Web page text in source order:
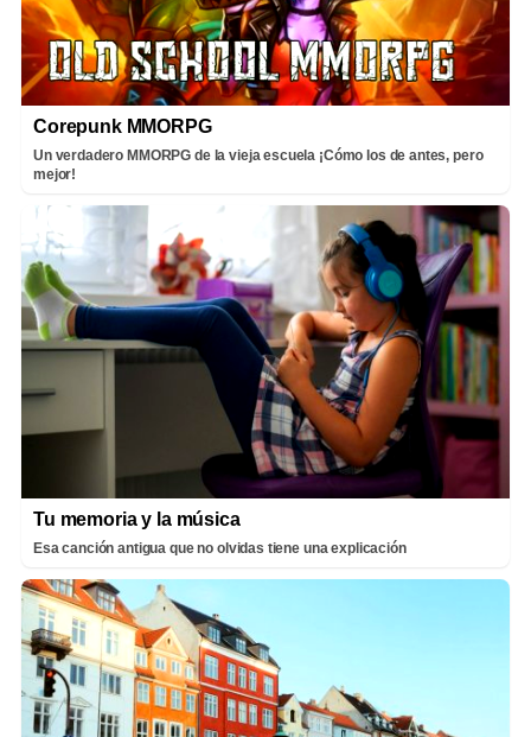
Corepunk MMORPG
Un verdadero MMORPG de la vieja escuela ¡Cómo los de antes, pero
mejor!
Tu memoria y la música
Esa canción antigua que no olvidas tiene una explicación